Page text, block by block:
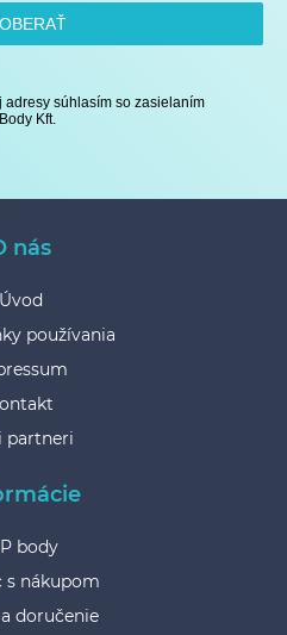
adresy súhlasím so zasielaním
Kft.
nás
Úvod
používania
partneri
body
s nákupom
doručenie